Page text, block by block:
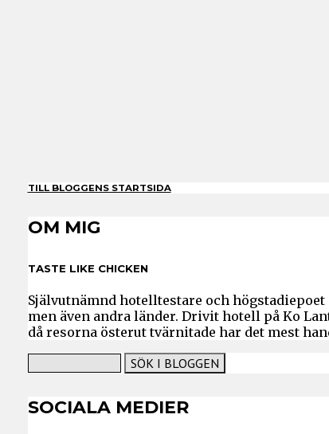
TILL BLOGGENS STARTSIDA
OM MIG
TASTE LIKE CHICKEN
Självutnämnd hotelltestare och
men även andra länder. Drivit hotell på Ko
då resorna österut tvärnitade har det mest
SOCIALA MEDIER